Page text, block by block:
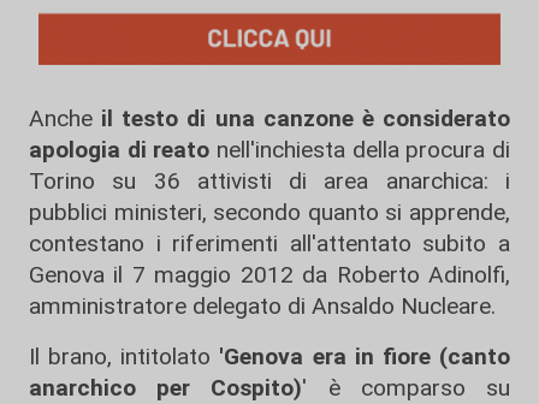
Anche il testo di una canzone è considerato
apologia di reato nell'inchiesta della procura di
Torino su 36 attivisti di area anarchica: i
pubblici ministeri, secondo quanto si apprende,
contestano i riferimenti all'attentato subito a
Genova il 7 maggio 2012 da Roberto Adinolfi,
amministratore delegato di Ansaldo Nucleare.
Il brano, intitolato 'Genova era in fiore (canto
anarchico per Cospito)' è comparso su